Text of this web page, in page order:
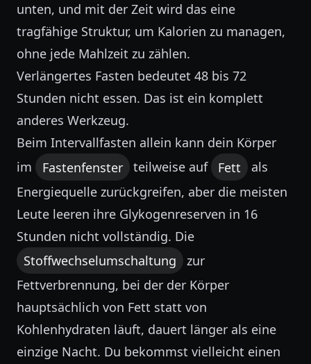
unten, und mit der Zeit wird das eine
tragfähige Struktur, um Kalorien zu managen,
ohne jede Mahlzeit zu zählen.
Verlängertes Fasten bedeutet 48 bis 72
Stunden nicht essen. Das ist ein komplett
anderes Werkzeug.
Beim Intervallfasten allein kann dein Körper
im
Fastenfenster teilweise auf Fett
als
Energiequelle zurückgreifen, aber die meisten
Leute leeren ihre Glykogenreserven in 16
Stunden nicht vollständig. Die
Stoffwechselumschaltung
zur
Fettverbrennung, bei der der Körper
hauptsächlich von Fett statt von
Kohlenhydraten läuft, dauert länger als eine
einzige Nacht. Du bekommst vielleicht einen